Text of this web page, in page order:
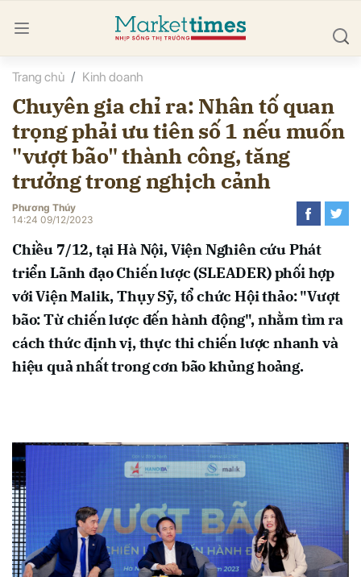
Trang chủ Kinh doanh
Chuyên gia chỉ ra: Nhân tố quan
trọng phải ưu tiên số 1 nếu muốn
"vượt bão" thành công, tăng
trưởng trong nghịch cảnh
Phương Thúy
14:24 09/12/2023
Chiều 7/12, tại Hà Nội, Viện Nghiên cứu Phát
triển Lãnh đạo Chiến lược (SLEADER) phối hợp
với Viện Malik, Thụy Sỹ, tổ chức Hội thảo: "Vượt
bão: Từ chiến lược đến hành động", nhằm tìm ra
cách thức định vị, thực thi chiến lược nhanh và
hiệu quả nhất trong cơn bão khủng hoảng.
luận